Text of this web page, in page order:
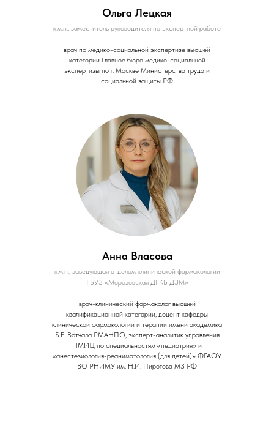
Ольга Лецкая
к.м.н., заместитель руководителя по экспертной работе
врач по медико-социальной экспертизе высшей
категории Главное бюро медико-социальной
экспертизы по г. Москве Министерства труда и
социальной защиты РФ
Анна Власова
к.м.н., заведующая отделом клинической фармакологии
ГБУЗ «Морозовская ДГКБ ДЗМ»
врач-клинический фармаколог высшей
квалификационной категории, доцент кафедры
клинической фармакологии и терапии имени академика
Б.Е. Вотчала РМАНПО, эксперт-аналитик управления
НМИЦ по специальностям «педиатрия» и
«анестезиология-реаниматология (для детей)» ФГАОУ
ВО РНИМУ им. Н.И. Пирогова МЗ РФ